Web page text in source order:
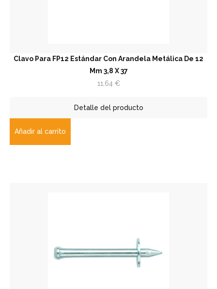
Clavo Para FP12 Estándar Con Arandela Metálica De 12
Mm 3,8 X 37
11,64 €
Detalle del producto
Añadir al carrito